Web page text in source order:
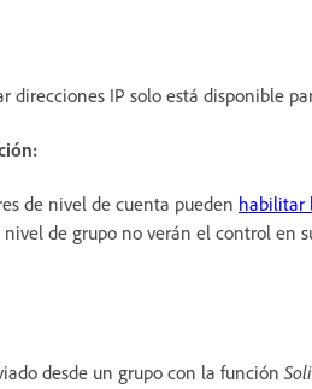
direcciones IP solo está disponible
de nivel de cuenta pueden habilitar
nivel de grupo no verán el control en
desde un grupo con la función